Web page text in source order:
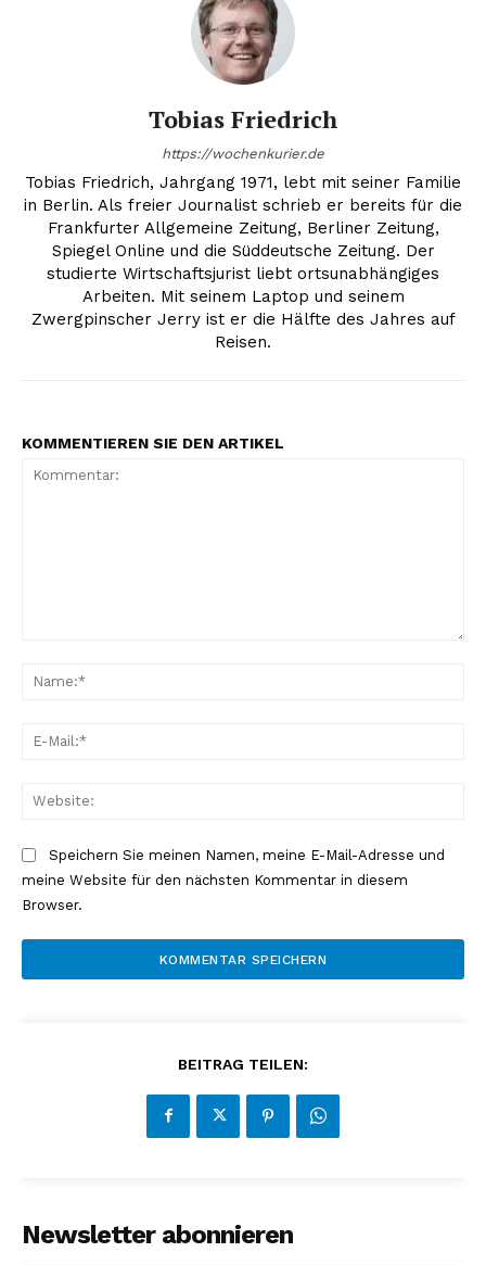
Tobias Friedrich
https://wochenkurier.de
Tobias Friedrich, Jahrgang 1971, lebt mit seiner Familie
in Berlin. Als freier Journalist schrieb er bereits für die
Frankfurter Allgemeine Zeitung, Berliner Zeitung,
Spiegel Online und die Süddeutsche Zeitung. Der
studierte Wirtschaftsjurist liebt ortsunabhängiges
Arbeiten. Mit seinem Laptop und seinem
Zwergpinscher Jerry ist er die Hälfte des Jahres auf
Reisen.
KOMMENTIEREN SIE DEN ARTIKEL
Speichern Sie meinen Namen, meine E-Mail-Adresse und
meine Website für den nächsten Kommentar in diesem
Browser.
BEITRAG TEILEN:
Newsletter abonnieren